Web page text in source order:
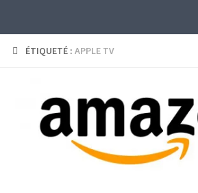
ÉTIQUETÉ : APPLE TV